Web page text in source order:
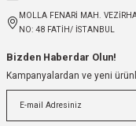
MOLLA FENARİ MAH.
NO: 48 FATİH/ İSTANBUL
Bizden Haberdar Olun!
Kampanyalardan ve yeni